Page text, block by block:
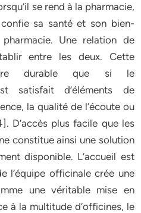
se rend à la pharmacie,
sa santé et son bien-
Une relation de
entre les deux. Cette
durable que si le
satisfait d’éléments de
la qualité de l’écoute ou
D’accès plus facile que les
constitue ainsi une solution
disponible. L’accueil est
l’équipe officinale crée une
une véritable mise en
à la multitude d’officines, le